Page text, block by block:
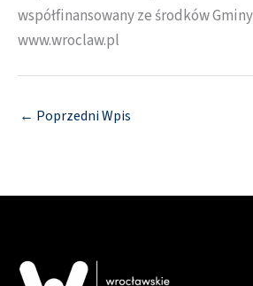
współfinansowany ze środków
www.wroclaw.pl
← Poprzedni Wpis